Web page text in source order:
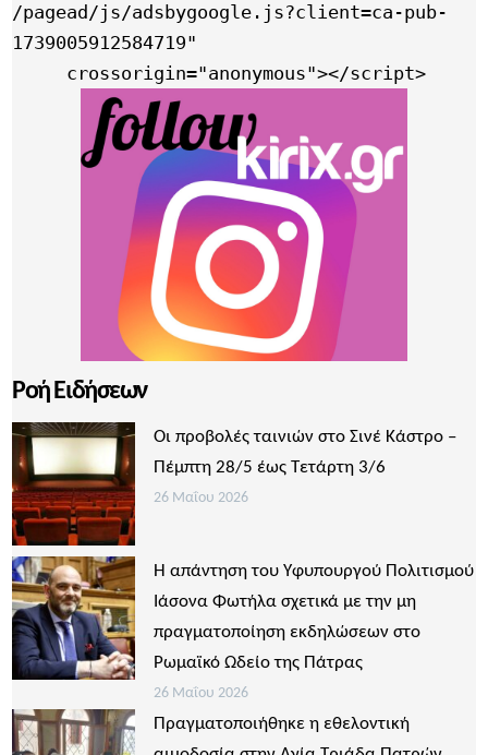
/pagead/js/adsbygoogle.js?client=ca-pub-
1739005912584719"
     crossorigin="anonymous"></script>
Ροή Ειδήσεων
Οι προβολές ταινιών στο Σινέ Κάστρο –
Πέμπτη 28/5 έως Τετάρτη 3/6
26 Μαΐου 2026
Η απάντηση του Υφυπουργού Πολιτισμού
Ιάσονα Φωτήλα σχετικά με την μη
πραγματοποίηση εκδηλώσεων στο
Ρωμαϊκό Ωδείο της Πάτρας
26 Μαΐου 2026
Πραγματοποιήθηκε η εθελοντική